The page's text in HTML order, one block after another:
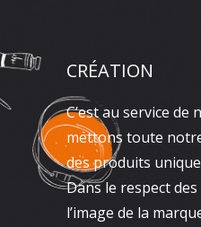
CRÉATION
C’est au service de
mettons toute
des produits
Dans le respect
l’image de la